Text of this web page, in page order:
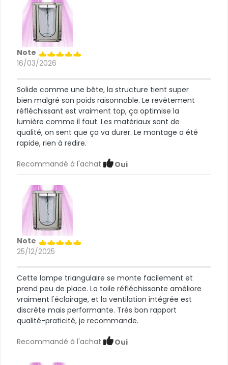
Note
16/03/2026
Solide comme une bête, la structure tient super
bien malgré son poids raisonnable. Le revêtement
réfléchissant est vraiment top, ça optimise la
lumière comme il faut. Les matériaux sont de
qualité, on sent que ça va durer. Le montage a été
rapide, rien à redire.
Recommandé à l'achat Oui
Note
25/12/2025
Cette lampe triangulaire se monte facilement et
prend peu de place. La toile réfléchissante améliore
vraiment l'éclairage, et la ventilation intégrée est
discrète mais performante. Très bon rapport
qualité-praticité, je recommande.
Recommandé à l'achat Oui